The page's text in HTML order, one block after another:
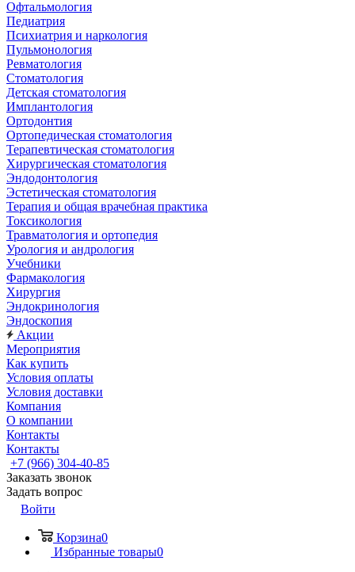
Офтальмология
Педиатрия
Психиатрия и наркология
Пульмонология
Ревматология
Стоматология
Детская стоматология
Имплантология
Ортодонтия
Ортопедическая стоматология
Терапевтическая стоматология
Хирургическая стоматология
Эндодонтология
Эстетическая стоматология
Терапия и общая врачебная практика
Токсикология
Травматология и ортопедия
Урология и андрология
Учебники
Фармакология
Хирургия
Эндокринология
Эндоскопия
Акции
Мероприятия
Как купить
Условия оплаты
Условия доставки
Компания
О компании
Контакты
Контакты
+7 (966) 304-40-85
Заказать звонок
Задать вопрос
Войти
Корзина0
Избранные товары0